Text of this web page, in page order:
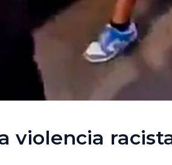
violencia